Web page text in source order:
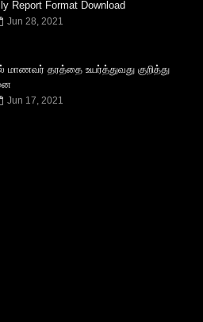
Report Format Download
Jun 28, 2021
மாணவர் தரத்தை உயர்த்துவது குறித்து
Jun 17, 2021